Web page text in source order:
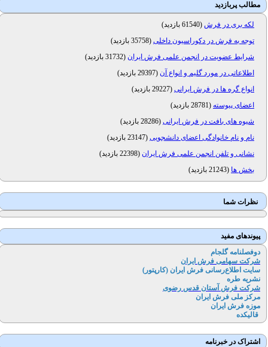
مطالب پربازدید
لکه بری در فرش( 61540 بازدید
)
توجه به فرش در دکوراسیون داخلی( 35758 بازدید
)
شرایط عضویت در انجمن علمی فرش ایران (31732 بازدید
)
اطلاعاتی در مورد گلیم و انواع آن (29397 بازدید
)
انواع گره ها در فرش ایرانی( 29227 بازدید
)
اعضای پیوسته(28781 بازدید
)
شیوه های بافت در فرش ایرانی( 28286 بازدید
)
نام و نام خانوادگی اعضای دانشجویی( 23147 بازدید
)
نشانی و تلفن انجمن علمی فرش ایران (22398 بازدید
)
بخش ها (21243 بازدید )
نظرات شما
پیوندهای مفید
دوفصلنامه گلجام
شرکت سهامی فرش ایران
سایت اطلاع‌رسانی فرش ایران (کارپتور)
نشریه طره
شرکت فرش آستان قدس رضوی
مرکز ملی فرش ایران
موزه فرش ایران
قالیکده
اشتراک در خبرنامه